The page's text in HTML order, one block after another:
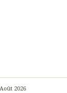
2026